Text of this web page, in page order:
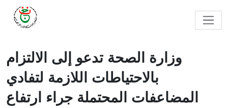
وزارة الصحة تدعو إلى الالتزام
بالاحتياطات اللازمة لتفادي
المضاعفات المحتملة جراء ارتفاع